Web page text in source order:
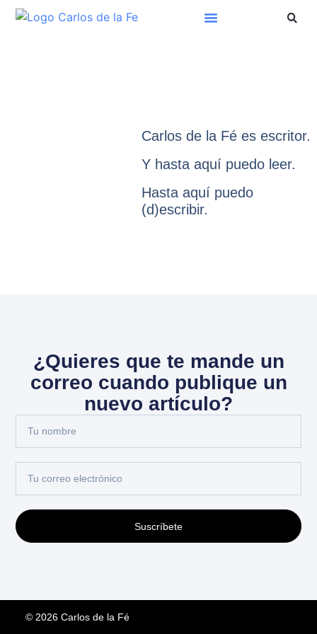
Carlos de la Fé es escritor.
Y hasta aquí puedo leer.
Hasta aquí puedo
(d)escribir.
¿Quieres que te mande un
correo cuando publique un
nuevo artículo?
Suscríbete
© 2026 Carlos de la Fé